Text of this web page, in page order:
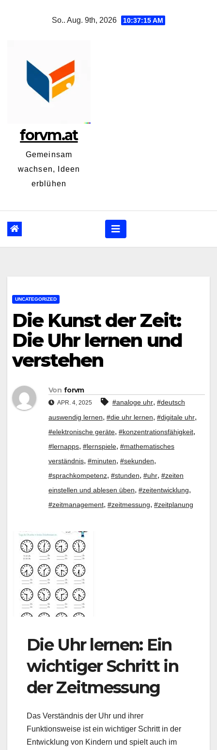
So.. Aug. 9th, 2026 10:37:16 AM
forvm.at
Gemeinsam
wachsen, Ideen
erblühen
UNCATEGORIZED
Die Kunst der Zeit:
Die Uhr lernen und
verstehen
Von forvm
APR. 4, 2025 #analoge uhr, #deutsch
auswendig lernen, #die uhr lernen, #digitale uhr,
#elektronische geräte, #konzentrationsfähigkeit,
#lernapps, #lernspiele, #mathematisches
verständnis, #minuten, #sekunden,
#sprachkompetenz, #stunden, #uhr, #zeiten
einstellen und ablesen üben, #zeitentwicklung,
#zeitmanagement, #zeitmessung, #zeitplanung
Die Uhr lernen: Ein
wichtiger Schritt in
der Zeitmessung
Das Verständnis der Uhr und ihrer
Funktionsweise ist ein wichtiger Schritt in der
Entwicklung von Kindern und spielt auch im